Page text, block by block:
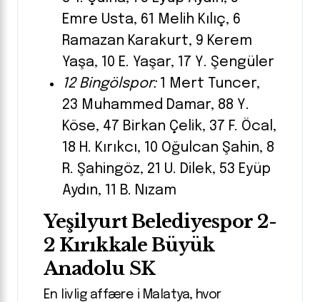
Emre Usta, 61 Melih Kılıç, 6
Ramazan Karakurt, 9 Kerem
Yaşa, 10 E. Yaşar, 17 Y. Şengüler
12 Bingölspor:1 Mert Tuncer,
23 Muhammed Damar, 88 Y.
Köse, 47 Birkan Çelik, 37 F. Öcal,
18 H. Kırıkcı, 10 Oğulcan Şahin, 8
R. Şahingöz, 21 U. Dilek, 53 Eyüp
Aydın, 11 B. Nızam
Yeşilyurt Belediyespor 2-
2 Kırıkkale Büyük
Anadolu SK
En livlig affære i Malatya, hvor